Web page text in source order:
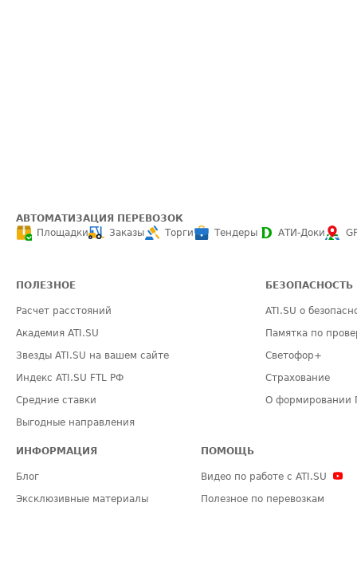
АВТОМАТИЗАЦИЯ ПЕРЕВОЗОК
Площадки
Заказы Торги Тендеры АТИ-Доки
ПОЛЕЗНОЕ
Расчет расстояний
Академия ATI.SU
Звезды ATI.SU на вашем сайте
Индекс ATI.SU FTL РФ
Средние ставки
Выгодные направления
БЕЗОПАСНОСТЬ
ATI.SU о
Памятка по
Светофор+
Страхование
О формировании
ИНФОРМАЦИЯ
Блог
Эксклюзивные материалы
ПОМОЩЬ
Видео по работе с ATI.SU
Полезное по перевозкам